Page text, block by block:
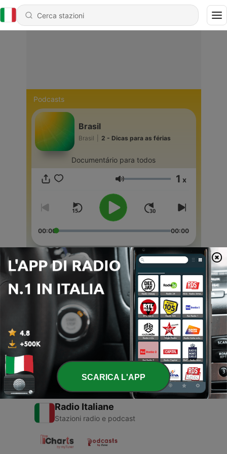
Podcasts
Brasil
Brasil 2 - Dicas para as férias
Documentário para todos
Volume 1 x
00:00 00:00
Episodi
2 - Dicas para as férias
29 Lug 2019
Dicas de Segurança da Polícia Militar
29 Lug 2019
Radio Italiane
Stazioni radio e podcast
SCARICA L'APP